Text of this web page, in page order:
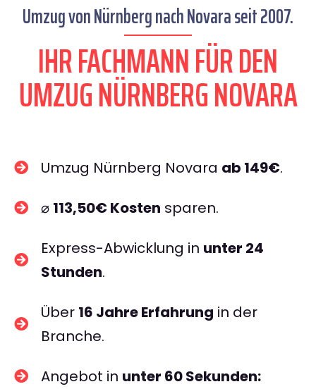
Umzug von Nürnberg nach Novara seit 2007.
IHR FACHMANN FÜR DEN
UMZUG NÜRNBERG NOVARA
Umzug Nürnberg Novara ab 149€.
⌀ 113,50€ Kosten sparen.
Express-Abwicklung in unter 24
Stunden.
Über 16 Jahre Erfahrung in der
Branche.
Angebot in unter 60 Sekunden: